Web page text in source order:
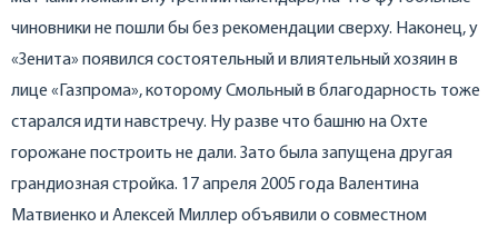
чиновники не пошли бы без рекомендации сверху. Наконец, у
«Зенита» появился состоятельный и влиятельный хозяин в
лице «Газпрома», которому Смольный в благодарность тоже
старался идти навстречу. Ну разве что башню на Охте
горожане построить не дали. Зато была запущена другая
грандиозная стройка. 17 апреля 2005 года Валентина
Матвиенко и Алексей Миллер объявили о совместном